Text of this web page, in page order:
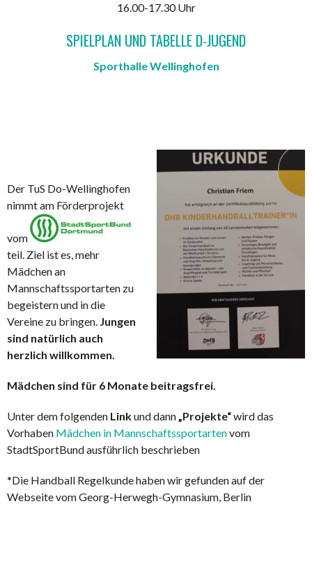
16.00-17.30 Uhr
SPIELPLAN UND TABELLE D-JUGEND
Sporthalle Wellinghofen
Der TuS Do-Wellinghofen
nimmt am Förderprojekt
vom
teil. Ziel ist es, mehr
Mädchen an
Mannschaftssportarten zu
begeistern und in die
Vereine zu bringen. Jungen
sind natürlich auch
herzlich willkommen.
Mädchen sind für 6 Monate beitragsfrei.
Unter dem folgenden Linkund dann„Projekte“wird das
Vorhaben Mädchen in Mannschaftssportartenvom
StadtSportBund ausführlich beschrieben
*Die Handball Regelkunde haben wir gefunden auf der
Webseite vom Georg-Herwegh-Gymnasium, Berlin